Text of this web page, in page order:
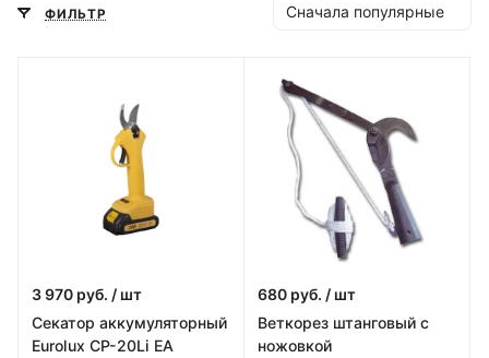
ФИЛЬТР Сначала популярные
3 970 руб. / шт
Секатор аккумуляторный
Eurolux CP-20Li EA
680 руб. / шт
Веткорез штанговый с
ножовкой